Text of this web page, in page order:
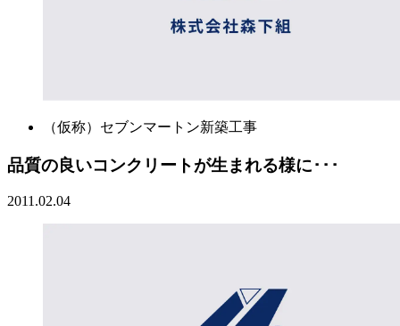
（仮称）セブンマートン新築工事
品質の良いコンクリートが生まれる様に･･･
2011.02.04